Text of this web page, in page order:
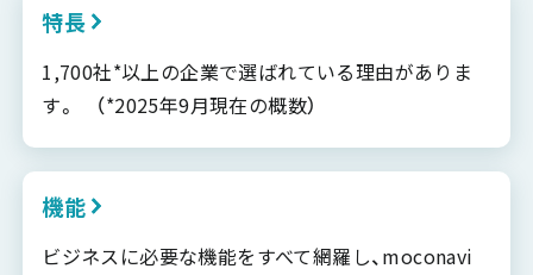
特長
1,700社*以上の企業で選ばれている理由がありま
す。 （*2025年9月現在の概数）
機能
ビジネスに必要な機能をすべて網羅し、moconavi